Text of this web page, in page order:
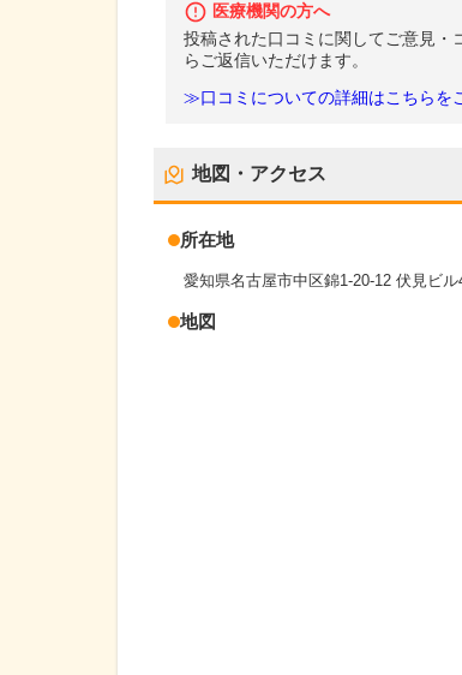
医療機関の方へ
投稿された口コミに関してご意見・
らご返信いただけます。
≫口コミについての詳細はこちらを
地図・アクセス
所在地
愛知県名古屋市中区錦1-20-12 伏見ビル
地図